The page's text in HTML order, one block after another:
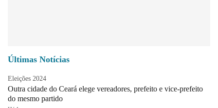
Últimas Notícias
Eleições 2024
Outra cidade do Ceará elege vereadores, prefeito e vice-prefeito
do mesmo partido